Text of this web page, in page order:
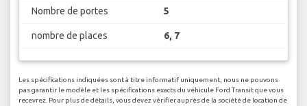
Nombre de portes 5
nombre de places 6, 7
Les spécifications indiquées sont à titre informatif uniquement, nous ne pouvons
pas garantir le modèle et les spécifications exacts du véhicule Ford Transit que vous
recevrez. Pour plus de détails, vous devez vérifier auprès de la société de location de